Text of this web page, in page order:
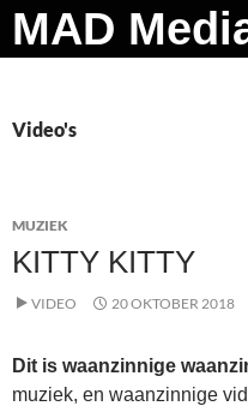
Ga
naar
Zoeken
Video's
MUZIEK
KITTY KITTY
VIDEO 20 OKTOBER 2018
Dit is waanzinnige
muziek, en waanzinnige